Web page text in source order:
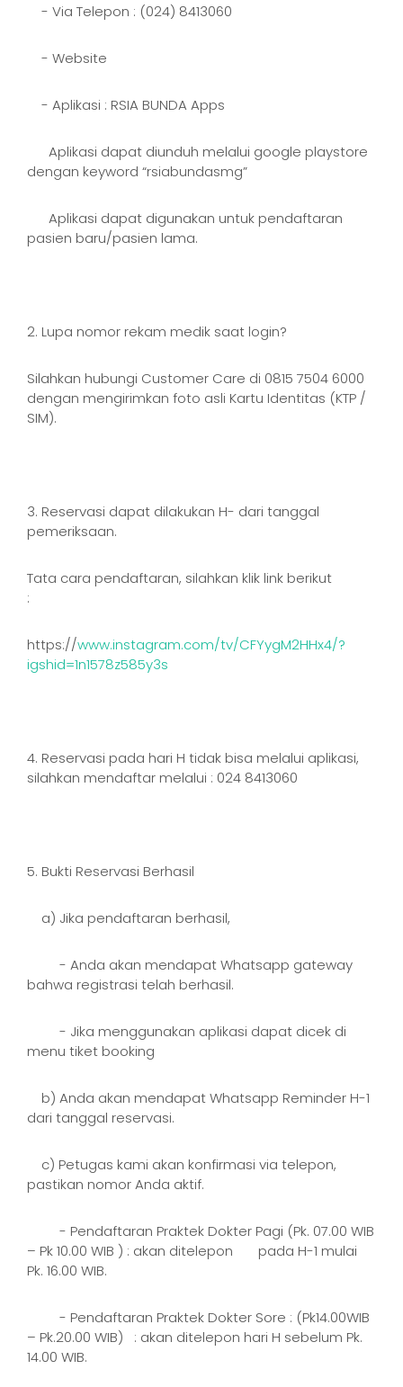
- Via Telepon : (024) 8413060
- Website
- Aplikasi : RSIA BUNDA Apps
Aplikasi dapat diunduh melalui google playstore
dengan keyword “rsiabundasmg”
Aplikasi dapat digunakan untuk pendaftaran
pasien baru/pasien lama.
2. Lupa nomor rekam medik saat login?
Silahkan hubungi Customer Care di 0815 7504 6000
dengan mengirimkan foto asli Kartu Identitas (KTP /
SIM).
3. Reservasi dapat dilakukan H- dari tanggal
pemeriksaan.
Tata cara pendaftaran, silahkan klik link berikut
:
https://www.instagram.com/tv/CFYygM2HHx4/?
igshid=1n1578z585y3s
4. Reservasi pada hari H tidak bisa melalui aplikasi,
silahkan mendaftar melalui : 024 8413060
5. Bukti Reservasi Berhasil
a) Jika pendaftaran berhasil,
- Anda akan mendapat Whatsapp gateway
bahwa registrasi telah berhasil.
- Jika menggunakan aplikasi dapat dicek di
menu tiket booking
b) Anda akan mendapat Whatsapp Reminder H-1
dari tanggal reservasi.
c) Petugas kami akan konfirmasi via telepon,
pastikan nomor Anda aktif.
- Pendaftaran Praktek Dokter Pagi (Pk. 07.00 WIB
– Pk 10.00 WIB ) : akan ditelepon pada H-1 mulai
Pk. 16.00 WIB.
- Pendaftaran Praktek Dokter Sore : (Pk14.00WIB
– Pk.20.00 WIB) : akan ditelepon hari H sebelum Pk.
14.00 WIB.